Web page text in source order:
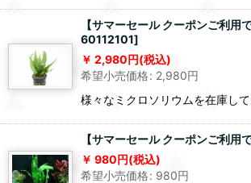
【サマーセール クーポンご利
60112101]
2,980円(税込)
希望小売価格: 2,980円
様々なミクロソリウムを在庫し
【サマーセール クーポンご利
980円(税込)
希望小売価格: 980円